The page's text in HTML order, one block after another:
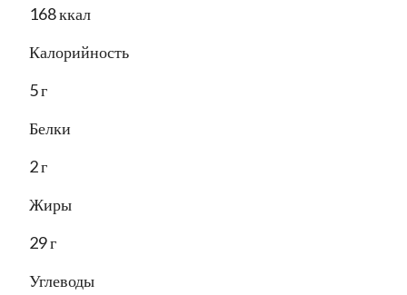
168 ккал
Калорийность
5 г
Белки
2 г
Жиры
29 г
Углеводы